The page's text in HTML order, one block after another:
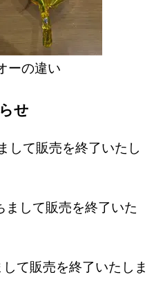
ーの違い
せ
して販売を終了いたし
して販売を終了いた
て販売を終了いたしま